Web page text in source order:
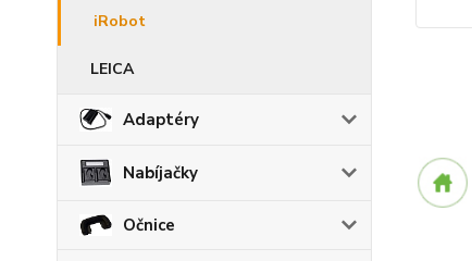
iRobot
LEICA
Adaptéry
Nabíjačky
Očnice